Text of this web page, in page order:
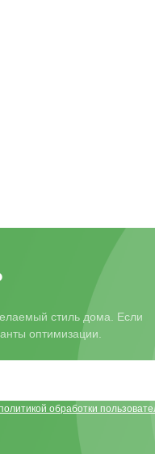
стиль дома. Если
оптимизации.
обработки